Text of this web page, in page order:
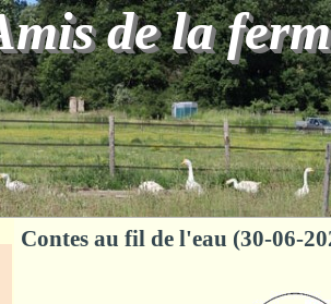
de la
Contes au fil de l'eau (30-06-